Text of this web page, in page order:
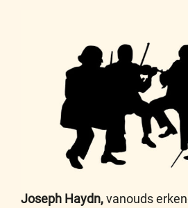
Joseph Haydn,vanouds